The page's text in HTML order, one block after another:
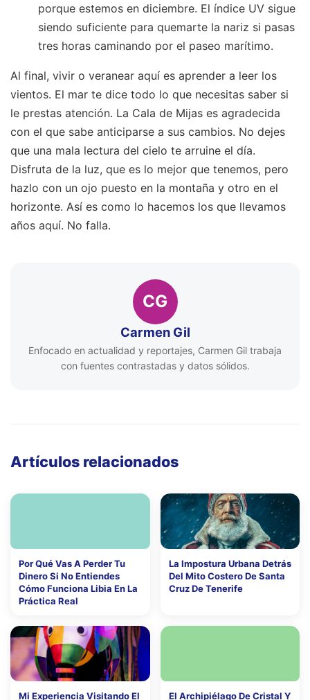
porque estemos en diciembre. El índice UV sigue
siendo suficiente para quemarte la nariz si pasas
tres horas caminando por el paseo marítimo.
Al final, vivir o veranear aquí es aprender a leer los
vientos. El mar te dice todo lo que necesitas saber si
le prestas atención. La Cala de Mijas es agradecida
con el que sabe anticiparse a sus cambios. No dejes
que una mala lectura del cielo te arruine el día.
Disfruta de la luz, que es lo mejor que tenemos, pero
hazlo con un ojo puesto en la montaña y otro en el
horizonte. Así es como lo hacemos los que llevamos
años aquí. No falla.
CG
Carmen Gil
Enfocado en actualidad y reportajes, Carmen Gil trabaja
con fuentes contrastadas y datos sólidos.
Artículos relacionados
Por Qué Vas A Perder Tu
Dinero Si No Entiendes
Cómo Funciona Libia En La
Práctica Real
La Impostura Urbana Detrás
Del Mito Costero De Santa
Cruz De Tenerife
Mi Experiencia Visitando El El Archipiélago De Cristal Y